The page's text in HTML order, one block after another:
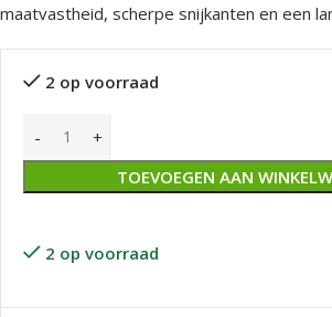
maatvastheid, scherpe snijkanten en een
2 op voorraad
TOEVOEGEN AAN
2 op voorraad